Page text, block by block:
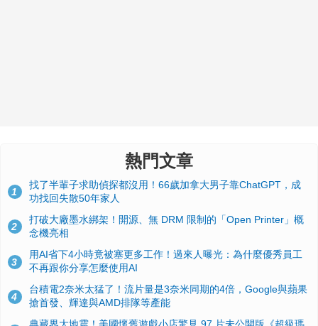
熱門文章
1
找了半輩子求助偵探都沒用！66歲加拿大男子靠ChatGPT，成
功找回失散50年家人
2
打破大廠墨水綁架！開源、無 DRM 限制的「Open Printer」概
念機亮相
3
用AI省下4小時竟被塞更多工作！過來人曝光：為什麼優秀員工
不再跟你分享怎麼使用AI
4
台積電2奈米太猛了！流片量是3奈米同期的4倍，Google與蘋果
搶首發、輝達與AMD排隊等產能